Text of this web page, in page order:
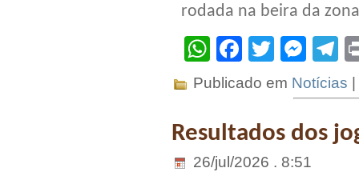
rodada na beira da
WhatsApp
Facebook
Twitter
Publicado em Notícias |
Resultados dos
26/jul/2026 . 8:51